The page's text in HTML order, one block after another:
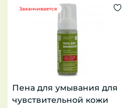
Заканчивается
Пена для умывания для
чувствительной кожи